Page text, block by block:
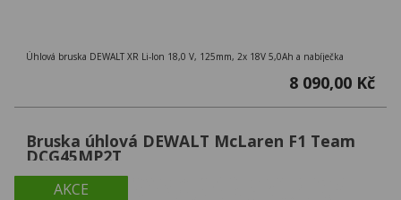
Úhlová bruska DEWALT XR Li-Ion 18,0 V, 125mm, 2x 18V 5,0Ah a nabíječka
8 090,00 Kč
AKCE
Bruska úhlová DEWALT McLaren F1 Team
DCG45MP2T